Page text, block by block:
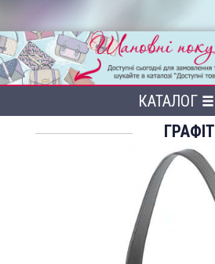
КАТАЛОГ
ГРАФІТ